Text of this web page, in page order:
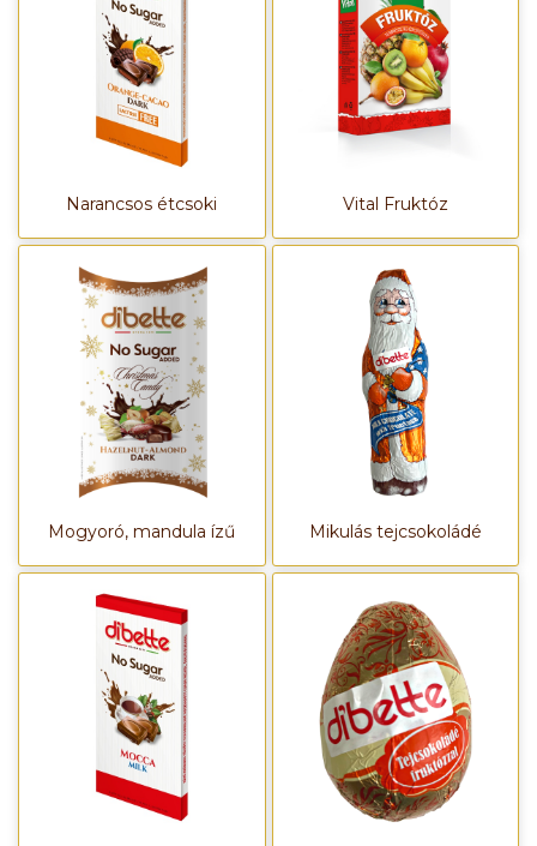
Narancsos étcsoki Vital Fruktóz
Mogyoró, mandula ízű Mikulás tejcsokoládé